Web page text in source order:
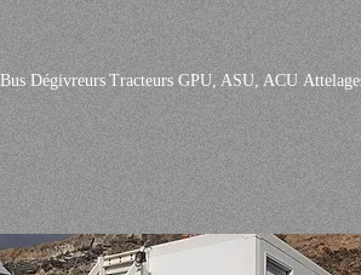
Bus Dégivreurs Tracteurs GPU, ASU, ACU